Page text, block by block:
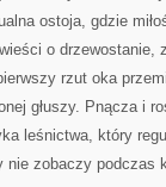
ostoja, gdzie
o drzewostanie,
rzut oka
głuszy. Pnącza i
leśnictwa, który
nie zobaczy